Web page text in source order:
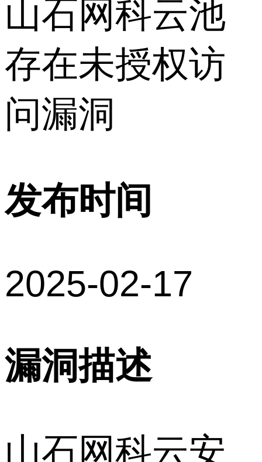
山石网科云池
存在未授权访
问漏洞
发布时间
2025-02-17
漏洞描述
山石网科云安